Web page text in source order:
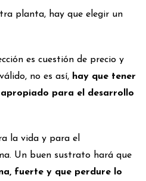
planta, hay que elegir un
es cuestión de precio y
no es así, hay que tener
apropiado para el desarrollo
la vida y para el
Un buen sustrato hará que
fuerte y que perdure lo